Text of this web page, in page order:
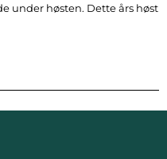
under høsten. Dette års høst